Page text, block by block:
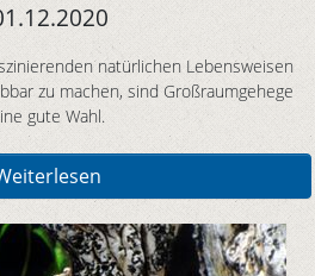
natürlichen Lebensweisen
zu machen, sind Großraumgehege
gute Wahl.